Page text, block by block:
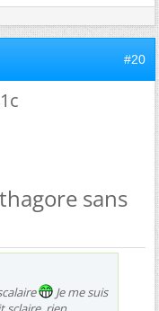
#20
sans
Je me suis